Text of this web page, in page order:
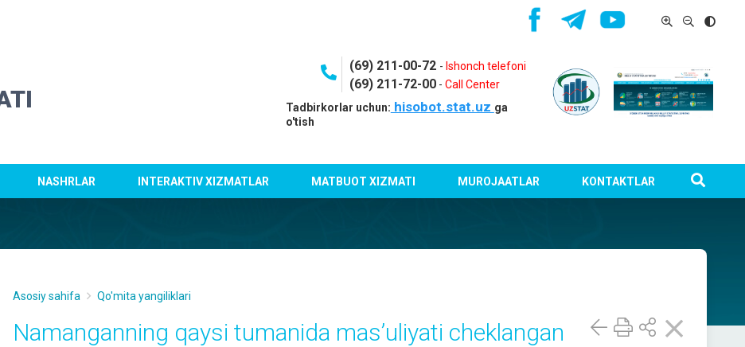
(69) 211-00-72 - Ishonch telefoni
(69) 211-72-00- Call Center
Tadbirkorlar uchun: hisobot.stat.uz ga
o'tish
NASHRLAR INTERAKTIV XIZMATLAR MATBUOT XIZMATI MUROJAATLAR KONTAKTLAR
Asosiy sahifa Qo'mita yangiliklari
Namanganning qaysi tumanida mas’uliyati cheklangan